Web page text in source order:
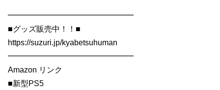
━━━━━━━━━━━━━━━━
■グッズ販売中！！■
https://suzuri.jp/kyabetsuhuman
━━━━━━━━━━━━━━━━
Amazon リンク
■新型PS5